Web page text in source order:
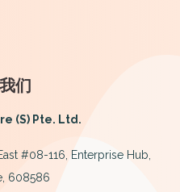
们
(S) Pte. Ltd.
#08-116, Enterprise Hub,
608586